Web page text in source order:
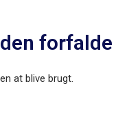
forfalde
at blive brugt.